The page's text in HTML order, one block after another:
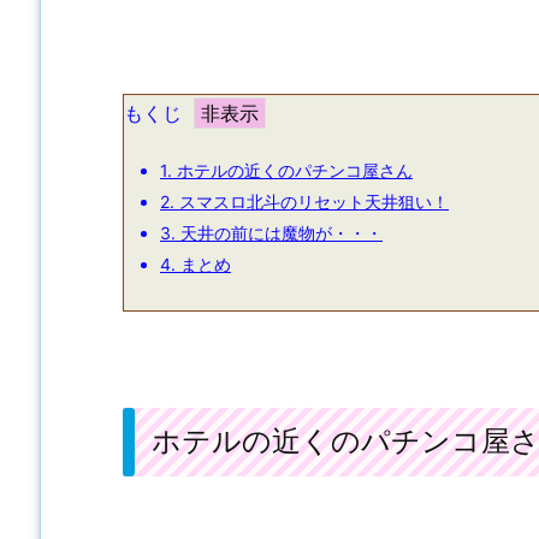
もくじ
1. ホテルの近くのパチンコ屋さん
2. スマスロ北斗のリセット天井狙い！
3. 天井の前には魔物が・・・
4. まとめ
ホテルの近くのパチンコ屋